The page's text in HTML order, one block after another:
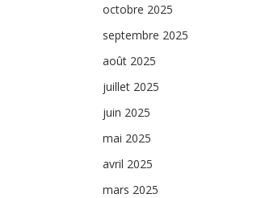
octobre 2025
septembre 2025
août 2025
juillet 2025
juin 2025
mai 2025
avril 2025
mars 2025